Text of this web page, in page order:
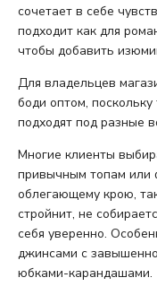
сочетает в себе
подходит как для
чтобы добавить
Для владельцев
боди оптом,
подходят под разные
Многие клиенты
привычным топам или
облегающему крою,
стройнит, не
себя уверенно.
джинсами с
юбками-карандашами.